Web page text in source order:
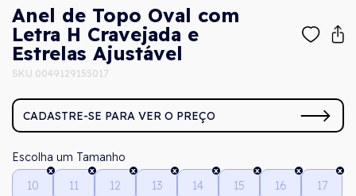
Anel de Topo Oval com
Letra H Cravejada e
Estrelas Ajustável
SKU 0049129155017
CADASTRE-SE PARA VER O PREÇO
Tamanho
10
11 12 13 14 15 16 17